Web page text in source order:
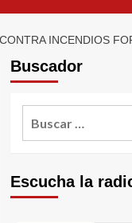
INCENDIOS
Buscador
Escucha la